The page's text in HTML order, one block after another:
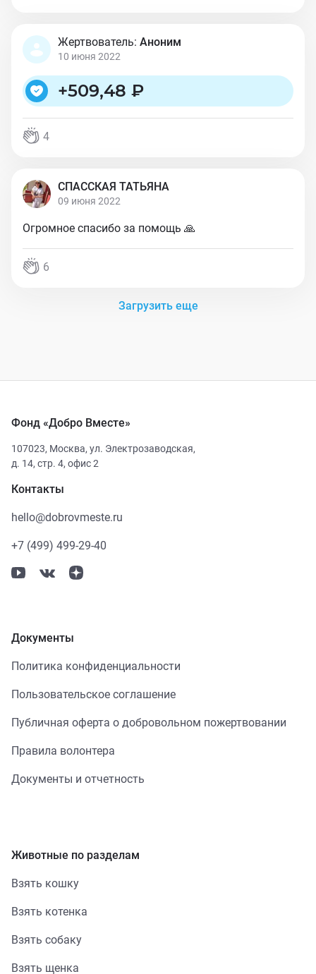
Жертвователь: Аноним
10 июня 2022
+509,48 ₽
4
СПАССКАЯ ТАТЬЯНА
09 июня 2022
Огромное спасибо за помощь 🙏
6
Загрузить еще
Фонд «Добро Вместе»
107023, Москва, ул. Электрозаводская,
д. 14, стр. 4, офис 2
Контакты
hello@dobrovmeste.ru
+7 (499) 499-29-40
Документы
Политика конфиденциальности
Пользовательское соглашение
Публичная оферта о добровольном пожертвовании
Правила волонтера
Документы и отчетность
Животные по разделам
Взять кошку
Взять котенка
Взять собаку
Взять щенка